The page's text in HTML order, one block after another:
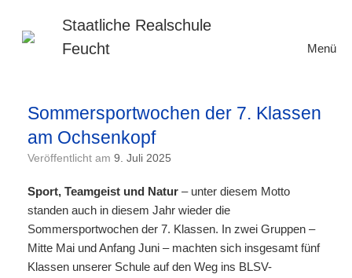
springen
Staatliche Realschule
Feucht
Menü
Sommersportwochen der 7. Klassen
am Ochsenkopf
Veröffentlicht am 9. Juli 2025
Sport, Teamgeist und Natur – unter diesem Motto
standen auch in diesem Jahr wieder die
Sommersportwochen der 7. Klassen. In zwei Gruppen –
Mitte Mai und Anfang Juni – machten sich insgesamt fünf
Klassen unserer Schule auf den Weg ins BLSV-